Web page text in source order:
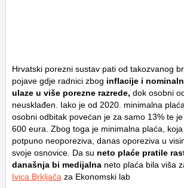
Hrvatski porezni sustav pati od takozvanog
pojave gdje radnici zbog inflacije i
ulaze u više porezne razrede, dok osobni
neusklađen. Iako je od 2020. minimalna
osobni odbitak povećan je za samo 13% te
600 eura. Zbog toga je minimalna plaća,
potpuno neoporeziva, danas oporeziva u
svoje osnovice. Da su neto plaće pratile
današnja bi medijalna neto plaća bila viša
Ivica Brkljača za Ekonomski lab